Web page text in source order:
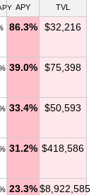
APY TVL
86.3% $32,216
39.0% $75,398
33.4% $50,593
31.2% $418,586
23.3% $8,922,585